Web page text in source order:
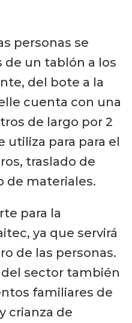
personas se
de un tablón a los
del bote a la
cuenta con una
de largo por 2
utiliza para para el
traslado de
de materiales.
para la
ya que servirá
de las personas.
sector también
familiares de
crianza de